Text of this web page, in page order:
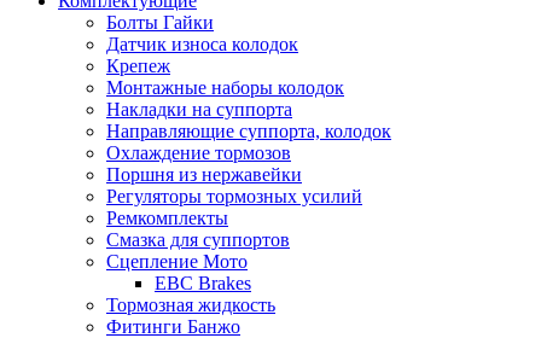
Болты Гайки
Датчик износа колодок
Крепеж
Монтажные наборы колодок
Накладки на суппорта
Направляющие суппорта, колодок
Охлаждение тормозов
Поршня из нержавейки
Регуляторы тормозных усилий
Ремкомплекты
Смазка для суппортов
Сцепление Мото
EBC Brakes
Тормозная жидкость
Фитинги Банжо